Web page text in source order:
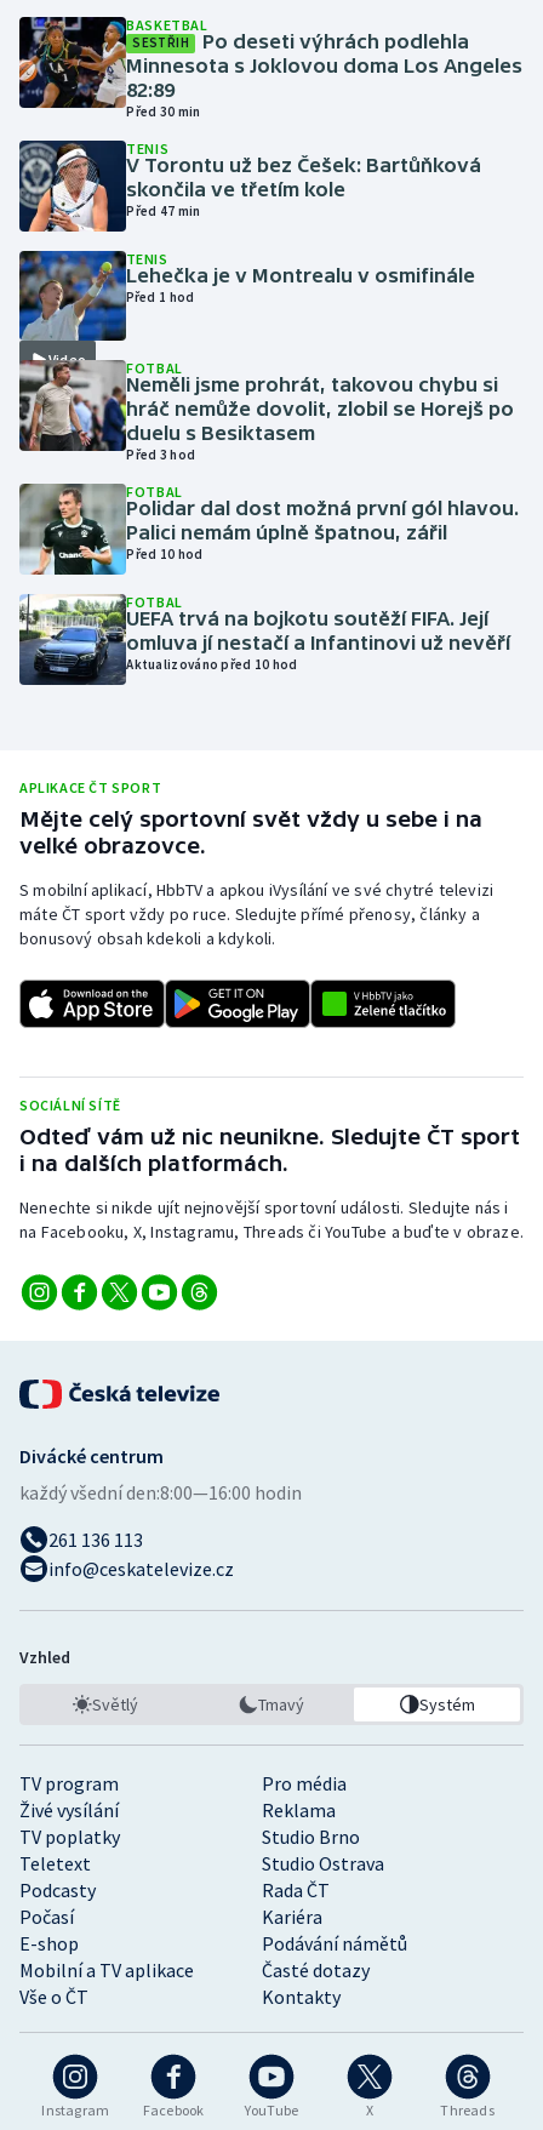
Gymnastika
Házená
Judo
Krasobruslení
Lezení
Lyže a snowboard
Moderní pětiboj
Motorsport
Olympijské hry
Parasport
Plavání
Rychlobruslení
Rychlostní kanoistika
Short track
Sportovní střelba
Veslování
Vodní slalom
Volejbal
BASKETBAL
SESTŘIH
Po deseti výhrách podlehla
Minnesota s Joklovou doma Los Angeles
82:89
Před 30 min
TENIS
V Torontu už bez Češek: Bartůňková
skončila ve třetím kole
Před 47 min
Video
TENIS
Lehečka je v Montrealu v osmifinále
Před 1 hod
FOTBAL
Neměli jsme prohrát, takovou chybu si
hráč nemůže dovolit, zlobil se Horejš po
duelu s Besiktasem
Před 3 hod
FOTBAL
Polidar dal dost možná první gól hlavou.
Palici nemám úplně špatnou, zářil
Před 10 hod
FOTBAL
UEFA trvá na bojkotu soutěží FIFA. Její
omluva jí nestačí a Infantinovi už nevěří
Aktualizováno před 10 hod
APLIKACE ČT SPORT
Mějte celý sportovní svět vždy u sebe i na
velké obrazovce.
S mobilní aplikací, HbbTV a apkou iVysílání ve své chytré televizi
máte ČT sport vždy po ruce. Sledujte přímé přenosy, články a
bonusový obsah kdekoli a kdykoli.
SOCIÁLNÍ SÍTĚ
Odteď vám už nic neunikne. Sledujte ČT sport
i na dalších platformách.
Nenechte si nikde ujít nejnovější sportovní události. Sledujte nás i
na Facebooku, X, Instagramu, Threads či YouTube a buďte v obraze.
Instagram Facebook YouTube X Threads
TV program
Pro média
Živé vysílání
Reklama
TV poplatky
Studio Brno
Teletext
Studio Ostrava
Podcasty
Rada ČT
Počasí
Kariéra
E-shop
Podávání námětů
Mobilní a TV aplikace
Časté dotazy
Vše o ČT
Kontakty
Divácké centrum
každý všední den:8:00—16:00 hodin
261 136 113
info@ceskatelevize.cz
Vzhled
Světlý Tmavý Systém